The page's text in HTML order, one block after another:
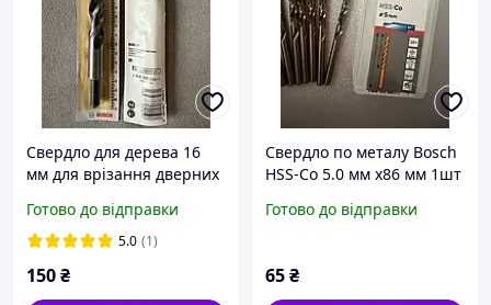
Свердло для дерева 16
мм для врізання дверних
Готово до відправки
5.0 (1)
150₴
Свердло по металу Bosch
HSS-Co 5.0 мм x86 мм 1шт
Готово до відправки
65₴